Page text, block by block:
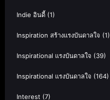
Indie อินดี้ (1)
Inspiration สร้างแรงบันดาลใจ (1)
Inspirational แรงบันดาลใจ (39)
Inspirational แรงบันดาลใจ (164)
Interest (7)